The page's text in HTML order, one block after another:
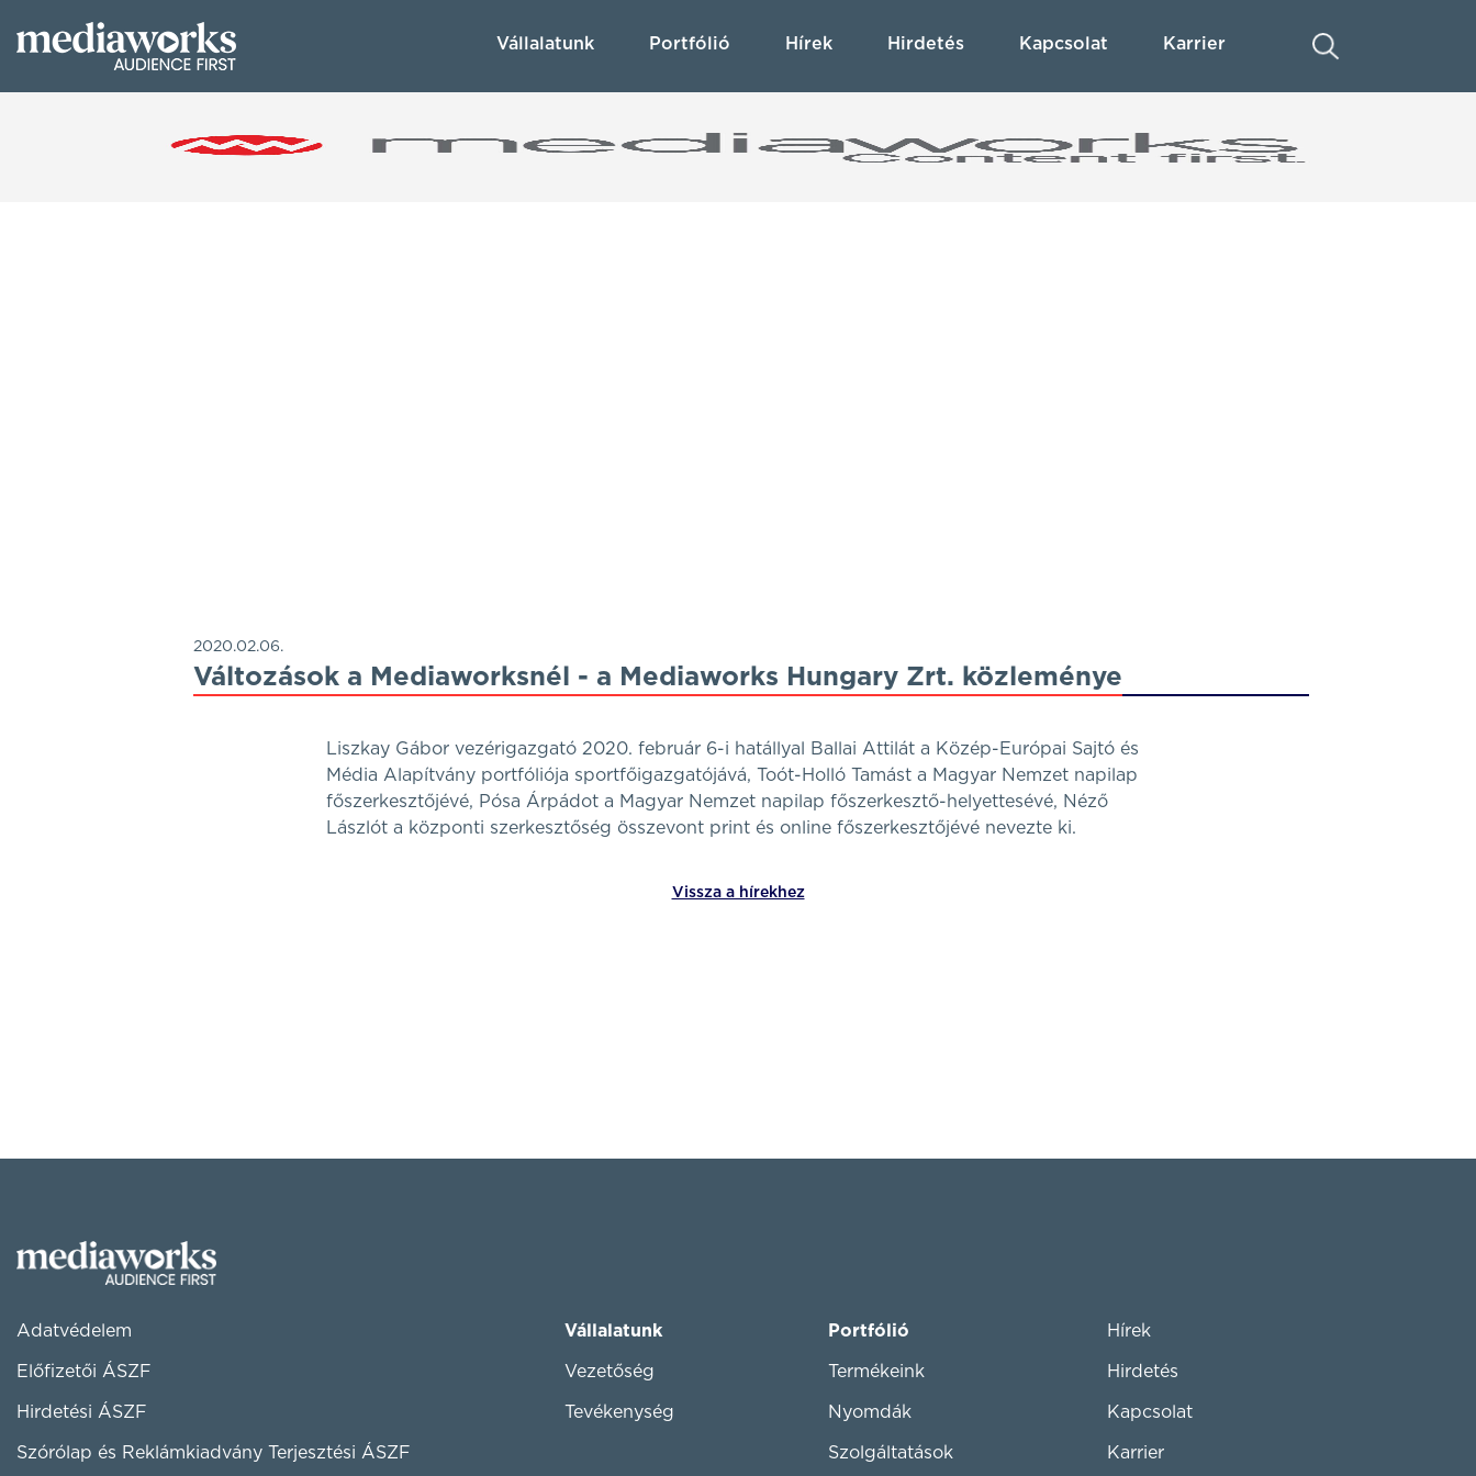
Vállalatunk Portfólió Hírek Hirdetés Kapcsolat Karrier
2020.02.06.
Változások a Mediaworksnél - a Mediaworks Hungary Zrt. közleménye
Liszkay Gábor vezérigazgató 2020. február 6-i hatállyal Ballai Attilát a Közép-Európai Sajtó és
Média Alapítvány portfóliója sportfőigazgatójává, Toót-Holló Tamást a Magyar Nemzet napilap
főszerkesztőjévé, Pósa Árpádot a Magyar Nemzet napilap főszerkesztő-helyettesévé, Néző
Lászlót a központi szerkesztőség összevont print és online főszerkesztőjévé nevezte ki.
Vissza a hírekhez
Adatvédelem
Előfizetői ÁSZF
Hirdetési ÁSZF
Szórólap és Reklámkiadvány Terjesztési ÁSZF
Vállalatunk
Vezetőség
Tevékenység
Portfólió
Termékeink
Nyomdák
Szolgáltatások
Hírek
Hirdetés
Kapcsolat
Karrier